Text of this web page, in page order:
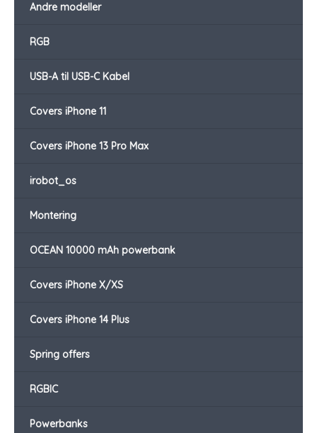
Andre modeller
RGB
USB-A til USB-C Kabel
Covers iPhone 11
Covers iPhone 13 Pro Max
irobot_os
Montering
OCEAN 10000 mAh powerbank
Covers iPhone X/XS
Covers iPhone 14 Plus
Spring offers
RGBIC
Powerbanks